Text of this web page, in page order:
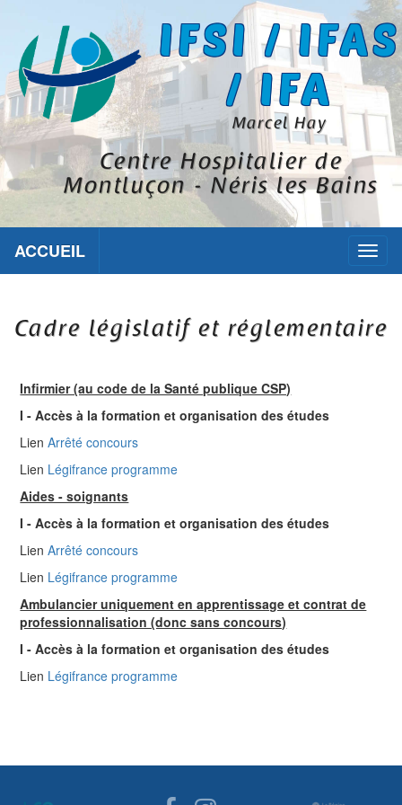
IFSI / IFAS
/ IFA
Marcel Hay
Centre Hospitalier de
Montluçon - Néris les Bains
ACCUEIL
Cadre législatif et réglementaire
Infirmier (au code de la Santé publique CSP)
I - Accès à la formation et organisation des études
LienArrêté concours
Lien Légifrance programme
Aides - soignants
I - Accès à la formation et organisation des études
LienArrêté concours
Lien Légifrance programme
Ambulancier uniquement en apprentissage et contrat de
professionnalisation (donc sans concours)
I - Accès à la formation et organisation des études
Lien Légifrance programme